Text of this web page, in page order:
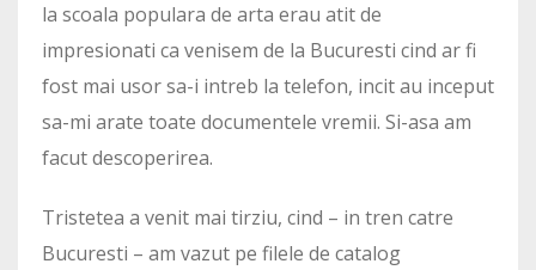
la scoala populara de arta erau atit de
impresionati ca venisem de la Bucuresti cind ar fi
fost mai usor sa-i intreb la telefon, incit au inceput
sa-mi arate toate documentele vremii. Si-asa am
facut descoperirea.
Tristetea a venit mai tirziu, cind – in tren catre
Bucuresti – am vazut pe filele de catalog